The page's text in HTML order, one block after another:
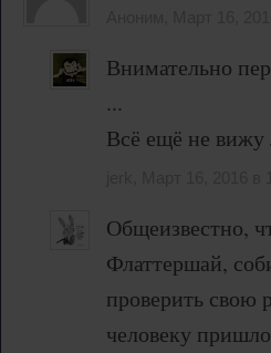
Внимательно
...
Всё ещё не вижу
Общеизвестно,
Флаттершай,
проверить свою
человеку